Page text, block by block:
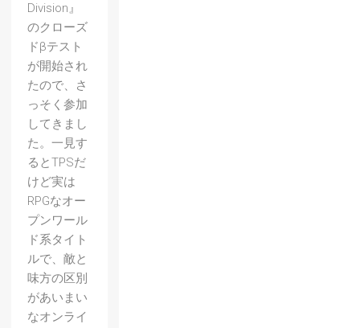
Division』
のクローズ
ドβテスト
が開始され
たので、さ
っそく参加
してきまし
た。一見す
るとTPSだ
けど実は
RPGなオー
プンワール
ド系タイト
ルで、敵と
味方の区別
があいまい
なオンライ